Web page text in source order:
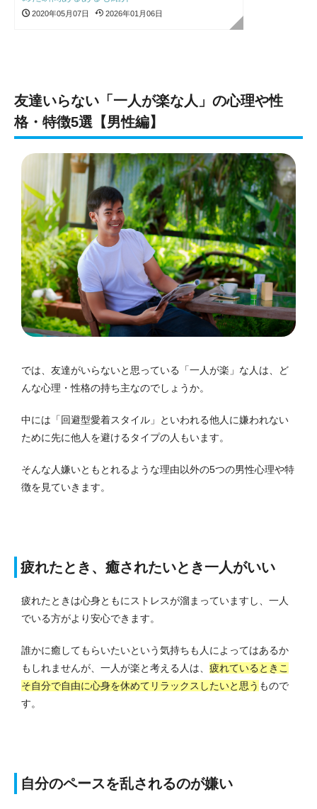
2020年05月07日 2026年01月06日
友達いらない「一人が楽な人」の心理や性
格・特徴5選【男性編】
では、友達がいらないと思っている「一人が楽」な人は、ど
んな心理・性格の持ち主なのでしょうか。
中には「回避型愛着スタイル」といわれる他人に嫌われない
ために先に他人を避けるタイプの人もいます。
そんな人嫌いともとれるような理由以外の5つの男性心理や特
徴を見ていきます。
疲れたとき、癒されたいとき一人がいい
疲れたときは心身ともにストレスが溜まっていますし、一人
でいる方がより安心できます。
誰かに癒してもらいたいという気持ちも人によってはあるか
もしれませんが、一人が楽と考える人は、 疲れているときこ
そ自分で自由に心身を休めてリラックスしたいと思う もので
す。
自分のペースを乱されるのが嫌い